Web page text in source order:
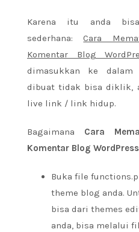
Karena itu anda
sederhana:Cara
Komentar Blog
dimasukkan ke
dibuat tidak bisa diklik,
live link / link hidup.
Bagaimana Cara
Komentar Blog WordPress
Buka file
theme blog anda.
bisa dari themes
anda, bisa melalui